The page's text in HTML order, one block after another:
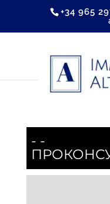
+34 965
- -